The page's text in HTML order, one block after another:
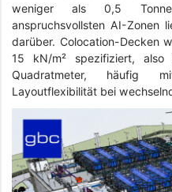
weniger als 0,5
anspruchsvollsten AI-Zonen
darüber. Colocation-Decken
15 kN/m² spezifiziert,
Quadratmeter, häufig
Layoutflexibilität bei